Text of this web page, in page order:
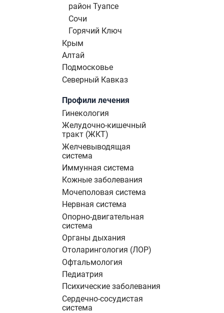
район Туапсе
Сочи
Горячий Ключ
Крым
Алтай
Подмосковье
Северный Кавказ
Профили лечения
Гинекология
Желудочно-кишечный
тракт (ЖКТ)
Желчевыводящая
система
Иммунная система
Кожные заболевания
Мочеполовая система
Нервная система
Опорно-двигательная
система
Органы дыхания
Отоларингология (ЛОР)
Офтальмология
Педиатрия
Психические заболевания
Сердечно-сосудистая
система